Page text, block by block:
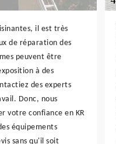
il est très
de réparation des
peuvent être
à des
des experts
Donc, nous
votre confiance en KR
équipements
sans qu'il soit